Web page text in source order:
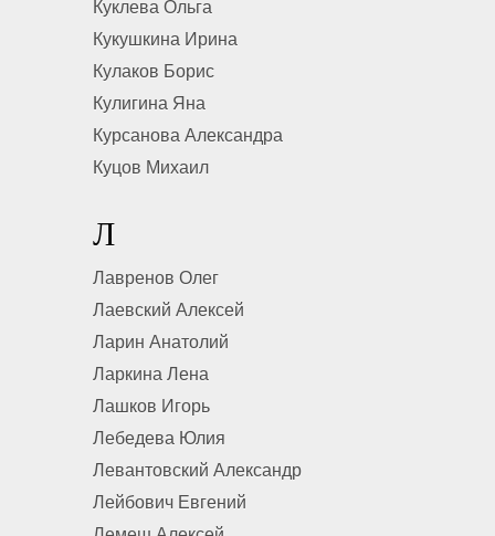
Куклева Ольга
Кукушкина Ирина
Кулаков Борис
Кулигина Яна
Курсанова Александра
Куцов Михаил
Л
Лавренов Олег
Лаевский Алексей
Ларин Анатолий
Ларкина Лена
Лашков Игорь
Лебедева Юлия
Левантовский Александр
Лейбович Евгений